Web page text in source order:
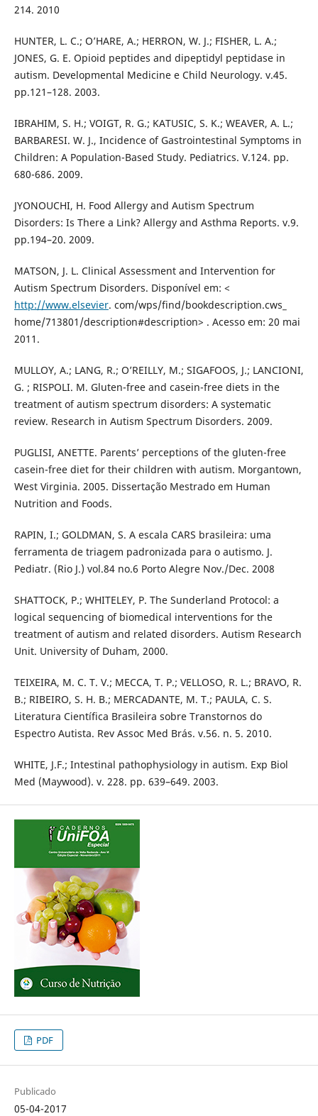
214. 2010
HUNTER, L. C.; O’HARE, A.; HERRON, W. J.; FISHER, L. A.;
JONES, G. E. Opioid peptides and dipeptidyl peptidase in
autism. Developmental Medicine e Child Neurology. v.45.
pp.121–128. 2003.
IBRAHIM, S. H.; VOIGT, R. G.; KATUSIC, S. K.; WEAVER, A. L.;
BARBARESI. W. J., Incidence of Gastrointestinal Symptoms in
Children: A Population-Based Study. Pediatrics. V.124. pp.
680-686. 2009.
JYONOUCHI, H. Food Allergy and Autism Spectrum
Disorders: Is There a Link? Allergy and Asthma Reports. v.9.
pp.194–20. 2009.
MATSON, J. L. Clinical Assessment and Intervention for
Autism Spectrum Disorders. Disponível em: <
http://www.elsevier. com/wps/find/bookdescription.cws_
home/713801/description#description> . Acesso em: 20 mai
2011.
MULLOY, A.; LANG, R.; O’REILLY, M.; SIGAFOOS, J.; LANCIONI,
G. ; RISPOLI. M. Gluten-free and casein-free diets in the
treatment of autism spectrum disorders: A systematic
review. Research in Autism Spectrum Disorders. 2009.
PUGLISI, ANETTE. Parents’ perceptions of the gluten-free
casein-free diet for their children with autism. Morgantown,
West Virginia. 2005. Dissertação Mestrado em Human
Nutrition and Foods.
RAPIN, I.; GOLDMAN, S. A escala CARS brasileira: uma
ferramenta de triagem padronizada para o autismo. J.
Pediatr. (Rio J.) vol.84 no.6 Porto Alegre Nov./Dec. 2008
SHATTOCK, P.; WHITELEY, P. The Sunderland Protocol: a
logical sequencing of biomedical interventions for the
treatment of autism and related disorders. Autism Research
Unit. University of Duham, 2000.
TEIXEIRA, M. C. T. V.; MECCA, T. P.; VELLOSO, R. L.; BRAVO, R.
B.; RIBEIRO, S. H. B.; MERCADANTE, M. T.; PAULA, C. S.
Literatura Científica Brasileira sobre Transtornos do
Espectro Autista. Rev Assoc Med Brás. v.56. n. 5. 2010.
WHITE, J.F.; Intestinal pathophysiology in autism. Exp Biol
Med (Maywood). v. 228. pp. 639–649. 2003.
PDF
Publicado
05-04-2017